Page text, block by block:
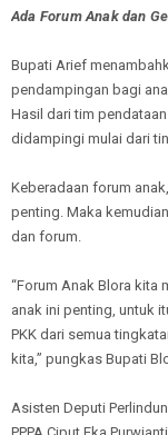
Ada Forum Anak dan
Bupati Arief
pendampingan bagi
Hasil dari tim
didampingi mulai dari
Keberadaan forum
penting. Maka
dan forum.
“Forum Anak Blora kita
anak ini penting, untuk
PKK dari semua
kita,” pungkas Bupati
Asisten Deputi